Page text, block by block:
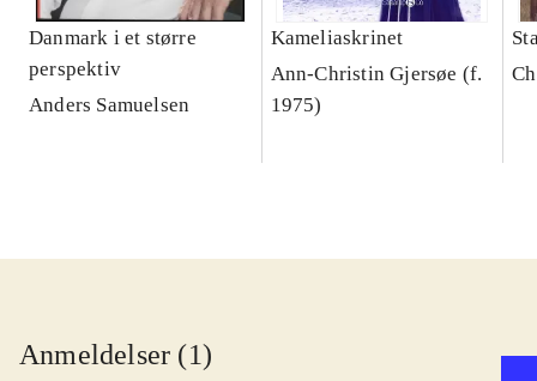
Danmark i et større
perspektiv
Anders Samuelsen
Kameliaskrinet
Ann-Christin Gjersøe (f.
1975)
Anmeldelser (1)